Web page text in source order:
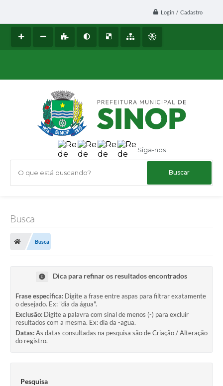
Login / Cadastro
Siga-nos
O que está buscando?
Busca
Busca
Dica para refinar os resultados encontrados
Frase específica: Digite a frase entre aspas para filtrar exatamente
o desejado. Ex: "dia da água".
Exclusão: Digite a palavra com sinal de menos (-) para excluir
resultados com a mesma. Ex: dia da -agua.
Datas:As datas consultadas na pesquisa são de Criação / Alteração
do registro.
Pesquisa